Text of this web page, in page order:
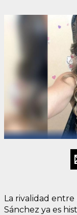
La rivalidad
Sánchez ya es